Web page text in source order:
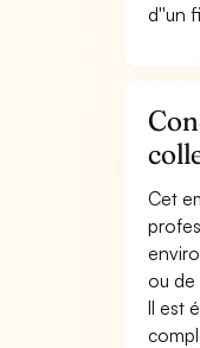
d''un
Cet
ou de
Il est